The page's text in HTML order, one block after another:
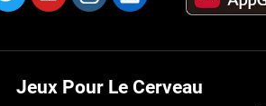
Jeux Pour Le Cerveau